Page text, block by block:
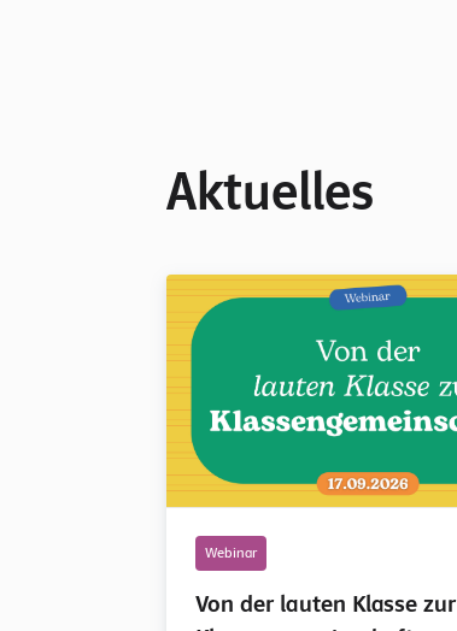
Aktuelles
Webinar
Von der lauten Klasse zur